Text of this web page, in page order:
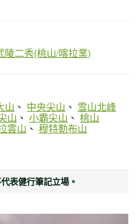
陵二秀(桃山/喀拉業)
山 中央尖山 雪山北峰
山 小霸尖山 桃山
雲山 穆特勒布山
表健行筆記立場。